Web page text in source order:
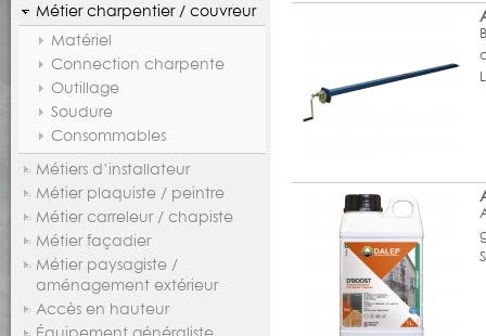
Métier charpentier / couvreur
Matériel
Connection charpente
Outillage
Soudure
Consommables
Métiers d’installateur
Métier plaquiste / peintre
Métier carreleur / chapiste
Métier façadier
Métier paysagiste /
aménagement extérieur
Accès en hauteur
Équipement généraliste